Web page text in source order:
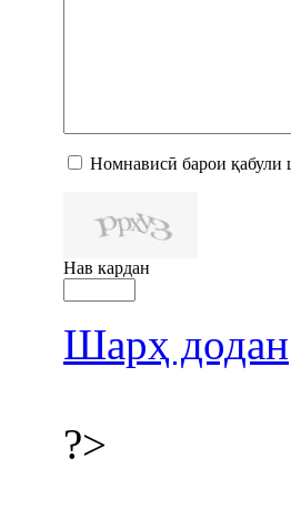
Номнависӣ барои қабули
Нав кардан
Шарҳ додан
?>